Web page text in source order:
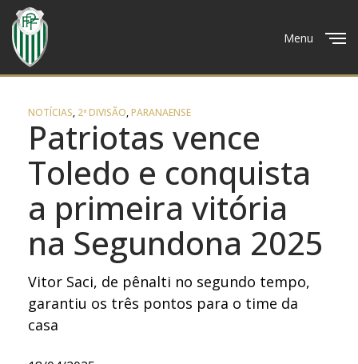
Menu
NOTÍCIAS, 2ª DIVISÃO,PARANAENSE
Patriotas vence
Toledo e conquista
a primeira vitória
na Segundona 2025
Vitor Saci, de pênalti no segundo tempo,
garantiu os três pontos para o time da
casa